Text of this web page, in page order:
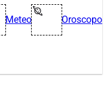
Meteo Oroscopo